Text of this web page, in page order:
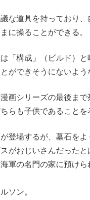
な道具を持っており
に操ることができる。
「構成」（ビルド）
ができそうにないよう
画シリーズの最後ま
らも子供であることを
登場するが、墓石を
がおじいさんだったと
軍の名門の家に預け
ソン。